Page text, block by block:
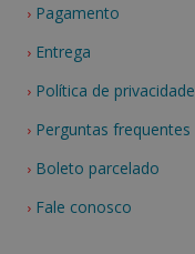
Pagamento
Entrega
Política de privacidade
Perguntas frequentes
Boleto parcelado
Fale conosco